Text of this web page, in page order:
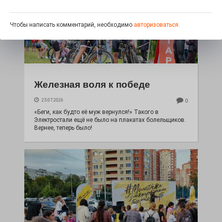
Железная воля к победе
25.07.2026 0
«Беги, как будто её муж вернулся!» Такого в
Электростали ещё не было на плакатах болельщиков.
Вернее, теперь было!
Чтобы написать комментарий, необходимо авторизоваться.